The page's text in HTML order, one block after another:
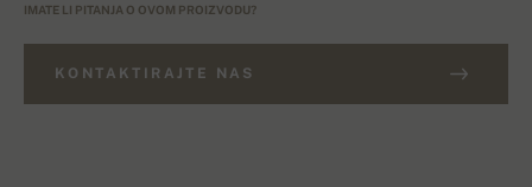
IMATE LI PITANJA O OVOM PROIZVODU?
KONTAKTIRAJTE NAS